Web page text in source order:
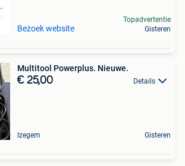
Bezoek website
Topadvertentie
Gisteren
Multitool Powerplus. Nieuwe.
€ 25,00 Details
Izegem Gisteren